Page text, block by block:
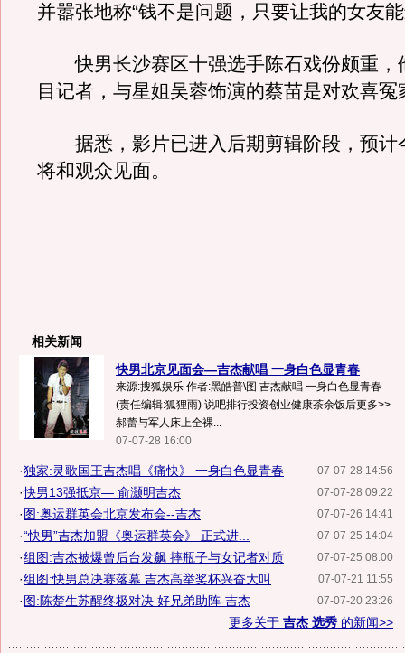
并嚣张地称“钱不是问题，只要让我的女友
快男长沙赛区十强选手陈石戏份颇重，
目记者，与星姐吴蓉饰演的蔡苗是对欢喜冤
据悉，影片已进入后期剪辑阶段，预计
将和观众见面。
相关新闻
快男北京见面会—吉杰献唱 一身白色显青春
来源:搜狐娱乐 作者:黑皓普\图 吉杰献唱 一身白色显青春
(责任编辑:狐狸雨) 说吧排行投资创业健康茶余饭后更多>>
郝蕾与军人床上全裸...
07-07-28 16:00
07-07-28 14:56
·独家:灵歌国王吉杰唱《痛快》 一身白色显青春
07-07-28 09:22
·快男13强抵京— 俞灏明吉杰
07-07-26 14:41
·图:奥运群英会北京发布会--吉杰
07-07-25 14:04
·“快男”吉杰加盟《奥运群英会》 正式进...
07-07-25 08:00
·组图:吉杰被爆曾后台发飙 摔瓶子与女记者对质
07-07-21 11:55
·组图:快男总决赛落幕 吉杰高举奖杯兴奋大叫
07-07-20 23:26
·图:陈楚生苏醒终极对决 好兄弟助阵-吉杰
更多关于 吉杰 选秀 的新闻>>